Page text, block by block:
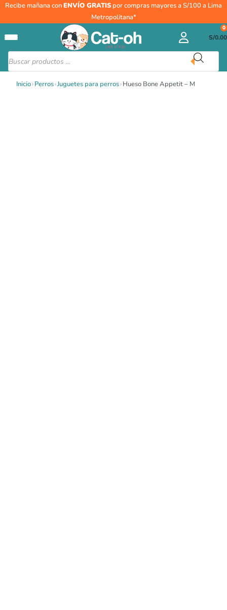
Recibe mañana conENVÍO GRATIS por compras mayores a S/100 a Lima
Metropolitana*
Búsqueda
de
productos
S/0.00
0
Inicio›Perros›Juguetes para perros›Hueso Bone Appetit – M